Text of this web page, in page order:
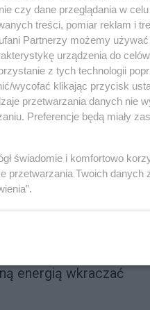
który zasługuje
stylem.
przeżyć
możliwości
i z dumą
wkraczać
wyzwań.
i uczcić te
z bliskimi,
pracy
odzwierciedlają
aby z radością
energią wkraczać
czy dane przeglądania w
treści, pomiar reklam i
Partnerzy możemy
urządzenia do
z tych technologii
wycofać klikając przycisk
przetwarzania danych nie
Preferencje będą miały
świadomie i komfortowo
przetwarzania Twoich danych